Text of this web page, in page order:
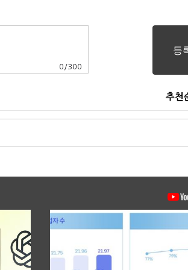
0 /300
추천